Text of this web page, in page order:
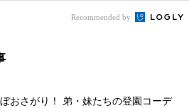
Recommended by
おさがり！ 弟・妹たちの登園コーデ